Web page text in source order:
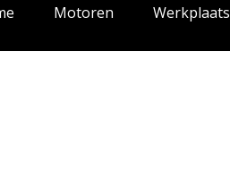
Motoren Werkplaats